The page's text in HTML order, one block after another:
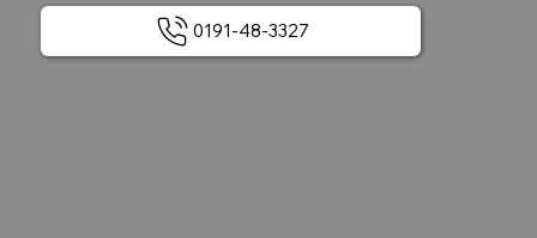
0191-48-3327